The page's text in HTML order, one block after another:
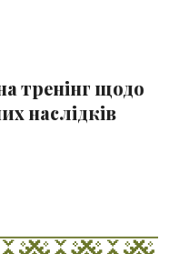
тренінг щодо
наслідків